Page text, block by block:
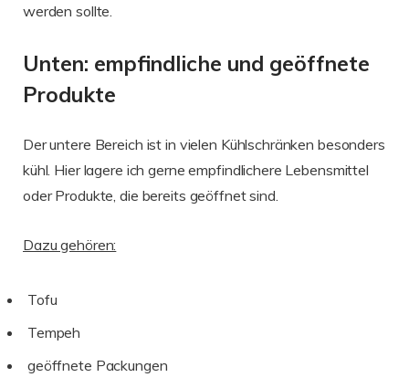
werden sollte.
Unten: empfindliche und geöffnete
Produkte
Der untere Bereich ist in vielen Kühlschränken besonders
kühl. Hier lagere ich gerne empfindlichere Lebensmittel
oder Produkte, die bereits geöffnet sind.
Dazu gehören:
Tofu
Tempeh
geöffnete Packungen